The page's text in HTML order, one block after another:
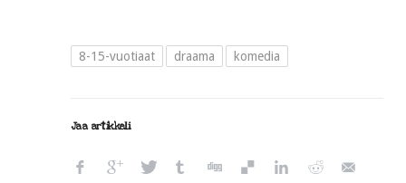
8-15-vuotiaat draama komedia
Jaa artikkeli